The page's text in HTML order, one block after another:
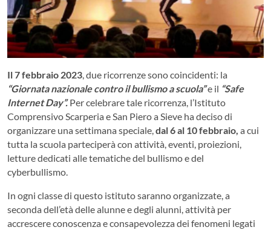
Il 7 febbraio 2023, due ricorrenze sono coincidenti: la
“Giornata nazionale contro il bullismo a scuola”e il “Safe
Internet Day”.Per celebrare tale ricorrenza, l’Istituto
Comprensivo Scarperia e San Piero a Sieve ha deciso di
organizzare una settimana speciale,dal 6 al 10 febbraio, a cui
tutta la scuola parteciperà con attività, eventi, proiezioni,
letture dedicati alle tematiche del bullismo e del
cyberbullismo.
In ogni classe di questo istituto saranno organizzate, a
seconda dell’età delle alunne e degli alunni, attività per
accrescere conoscenza e consapevolezza dei fenomeni legati